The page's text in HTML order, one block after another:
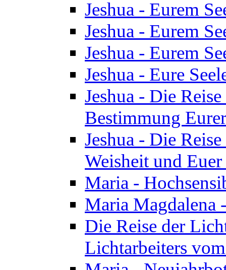
Jeshua - Eurem
Jeshua - Eurem
Jeshua - Eurem
Jeshua - Eure
Jeshua - Die
Bestimmung
Jeshua - Die
Weisheit und
Maria -
Maria Magdalena
Die Reise der
Lichtarbeiters